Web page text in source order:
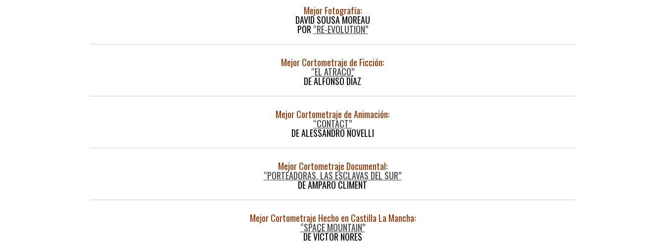
Mejor Fotografía:
DAVID SOUSA MOREAU
POR “RE-EVOLUTION”
Mejor Cortometraje de Ficción:
“EL ATRACO”
DE ALFONSO DÍAZ
Mejor Cortometraje de Animación:
“CONTACT”
DE ALESSANDRO NOVELLI
Mejor Cortometraje Documental:
“PORTEADORAS. LAS ESCLAVAS DEL SUR”
DE AMPARO CLIMENT
Mejor Cortometraje Hecho en Castilla La Mancha:
“SPACE MOUNTAIN”
DE VÍCTOR NORES